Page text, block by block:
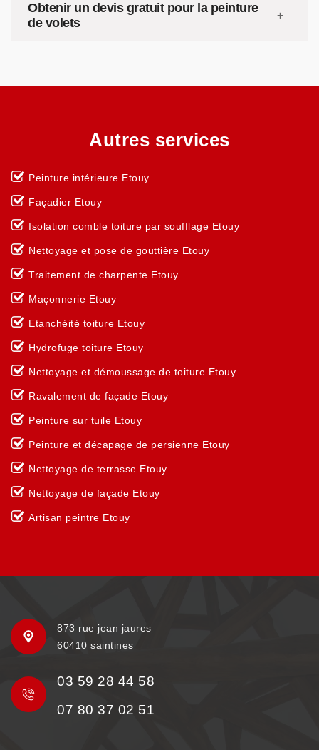
Obtenir un devis gratuit pour la peinture
de volets
Autres services
Peinture intérieure Etouy
Façadier Etouy
Isolation comble toiture par soufflage Etouy
Nettoyage et pose de gouttière Etouy
Traitement de charpente Etouy
Maçonnerie Etouy
Etanchéité toiture Etouy
Hydrofuge toiture Etouy
Nettoyage et démoussage de toiture Etouy
Ravalement de façade Etouy
Peinture sur tuile Etouy
Peinture et décapage de persienne Etouy
Nettoyage de terrasse Etouy
Nettoyage de façade Etouy
Artisan peintre Etouy
873 rue jean jaures
60410 saintines
03 59 28 44 58
07 80 37 02 51